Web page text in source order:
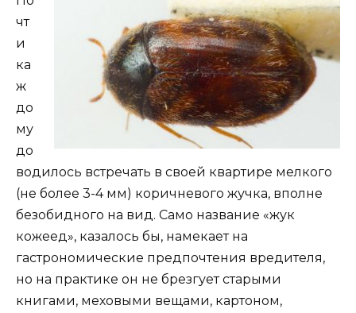
чт
и
ка
ж
до
му
до
водилось встречать в своей квартире мелкого
(не более 3-4 мм) коричневого жучка, вполне
безобидного на вид. Само название «жук
кожеед», казалось бы, намекает на
гастрономические предпочтения вредителя,
но на практике он не брезгует старыми
книгами, меховыми вещами, картоном,